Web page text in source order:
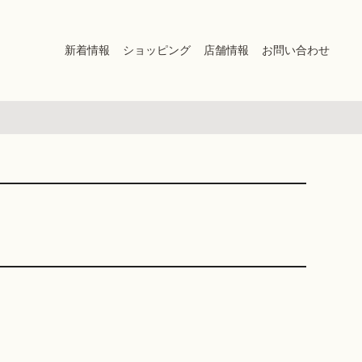
新着情報 ショッピング 店舗情報 お問い合わせ